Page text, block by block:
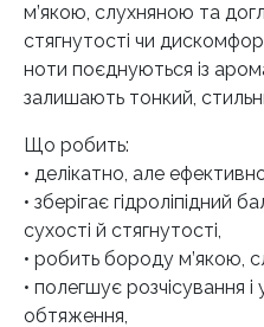
м’якою, слухняною та
стягнутості чи
ноти поєднуються із
залишають тонкий,
Що робить:
• делікатно, але
• зберігає гідроліпідний
сухості й стягнутості,
• робить бороду м’якою,
• полегшує розчісування
обтяження,